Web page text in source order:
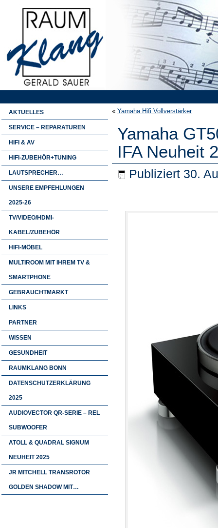
AKTUELLES
SERVICE – REPARATUREN
HIFI & AV
HIFI-ZUBEHÖR+TUNING
LAUTSPRECHER…
UNSERE EMPFEHLUNGEN
2025-26
TV/VIDEO/HDMI-
KABEL/ZUBEHÖR
HIFI-MÖBEL
MULTIROOM MIT IHREM TV &
SMARTPHONE
GEBRAUCHTMARKT
LINKS
PARTNER
WISSEN
GESUNDHEIT
RAUMKLANG BONN
DATENSCHUTZERKLÄRUNG
2025
AUDIOVECTOR QR-SERIE – REL
SUBWOOFER
ATOLL & QUADRAL SIGNUM
NEUHEIT 2025
JR MITCHELL TRANSROTOR
GOLDEN SHADOW MIT…
« Yamaha Hifi Vollverstärker
Yamaha
IFA Neuheit
Publiziert 30.